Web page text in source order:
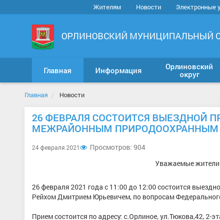
Жителям Новости Электронные
ОРЛИНОВСКИЙ МУНИЦИПАЛЬНЫЙ
Главная Информация
Орлиновский
округ
Главная Новости
26 ФЕВРАЛЯ СОСТОИТСЯ ВЫЕЗДНОЙ
МЕЖРАЙОННЫМ ПРИРОДООХРАННЫМ
24 февраля 2021
Просмотров: 904
Уважаемые жители
26 февраля 2021 года с 11:00 до 12:00 состоится
Рейхом Дмитрием Юрьевичем, по вопросам
Прием состоится по адресу: с.Орлиное, ул.Тюкова,42,